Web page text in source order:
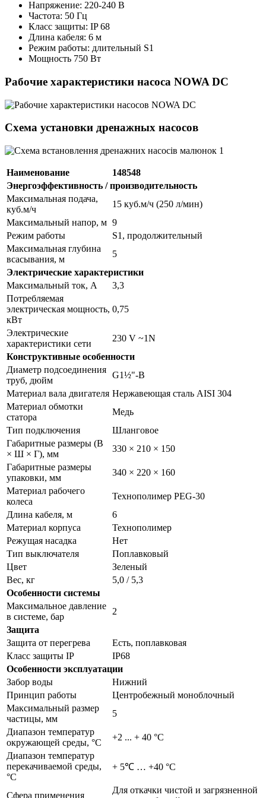
Напряжение: 220-240 В
Частота: 50 Гц
Класс защиты: IP 68
Длина кабеля: 6 м
Режим работы: длительный S1
Мощность 750 Вт
Рабочие характеристики насоса NOWA DC
Схема установки дренажных насосов
Наименование
148548
Энергоэффективность / производительность
Максимальная подача,
куб.м/ч
15 куб.м/ч (250 л/мин)
Максимальный напор, м 9
Режим работы
S1, продолжительный
Максимальная глубина
всасывания, м
5
Электрические характеристики
Максимальный ток, А
3,3
Потребляемая
электрическая мощность,
кВт
0,75
Электрические
характеристики сети
230 V ~1N
Конструктивные особенности
Диаметр подсоединения
труб, дюйм
G1½"-В
Материал вала двигателя Нержавеющая сталь AISI 304
Материал обмотки
статора
Медь
Тип подключения
Шланговое
Габаритные размеры (В
× Ш × Г), мм
330 × 210 × 150
Габаритные размеры
упаковки, мм
340 × 220 × 160
Материал рабочего
колеса
Технополимер PEG-30
Длина кабеля, м
6
Материал корпуса
Технополимер
Режущая насадка
Нет
Тип выключателя
Поплавковый
Цвет
Зеленый
Вес, кг
5,0 / 5,3
Особенности системы
Максимальное давление
в системе, бар
2
Защита
Защита от перегрева
Есть, поплавковая
Класс защиты IP
IP68
Особенности эксплуатации
Забор воды
Нижний
Принцип работы
Центробежный моноблочный
Максимальный размер
частицы, мм
5
Диапазон температур
окружающей среды, °С
+2 ... + 40 °C
Диапазон температур
перекачиваемой среды,
°С
+ 5℃ … +40 °С
Сфера применения
Для откачки чистой и загрязненной